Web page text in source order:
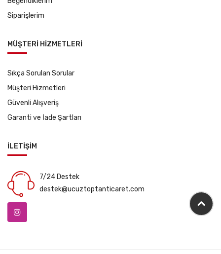
Siparişlerim
MÜŞTERİ HİZMETLERİ
Sıkça Sorulan Sorular
Müşteri Hizmetleri
Güvenli Alışveriş
Garanti ve İade Şartları
İLETİŞİM
7/24 Destek
destek@ucuztoptanticaret.com